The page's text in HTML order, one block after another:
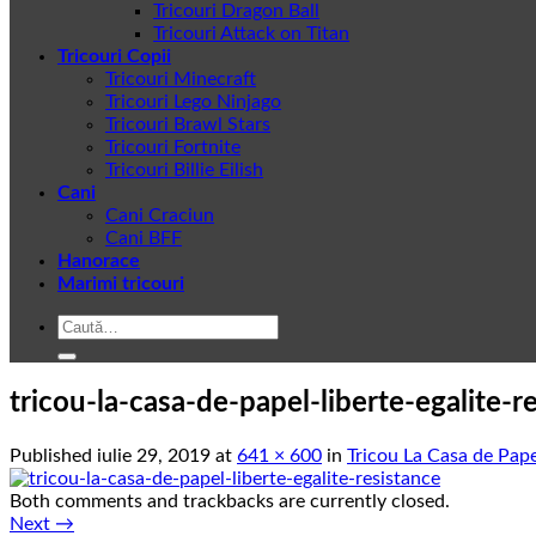
Tricouri Dragon Ball
Tricouri Attack on Titan
Tricouri Copii
Tricouri Minecraft
Tricouri Lego Ninjago
Tricouri Brawl Stars
Tricouri Fortnite
Tricouri Billie Eilish
Cani
Cani Craciun
Cani BFF
Hanorace
Marimi tricouri
Caută
tricou-la-casa-de-papel-liberte-egalite-
Published iulie 29, 2019 at 641 × 600 in Tricou La Casa de
Both comments and trackbacks are currently closed.
Next →